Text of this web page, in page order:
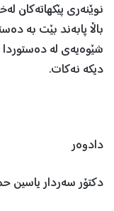
نوێنەری پێكهاتەكان
باڵا پابەند بێت بە
شێوەیەی لە دەستوردا
دیكە نەكات.
دادوەر
دكتۆر سەردار یاسین